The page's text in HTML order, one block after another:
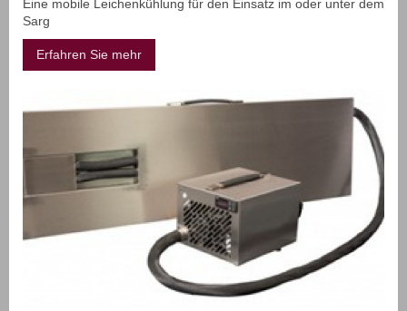
Eine mobile Leichenkühlung für den Einsatz im oder unter dem
Sarg
Erfahren Sie mehr